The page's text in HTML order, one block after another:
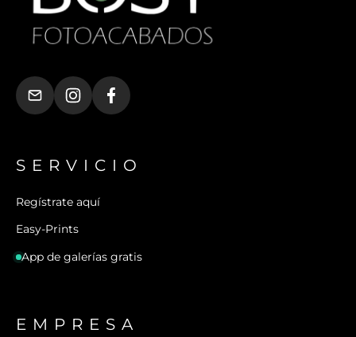
SERVICIO
Regístrate aquí
Easy-Prints
App de galerías gratis
EMPRESA